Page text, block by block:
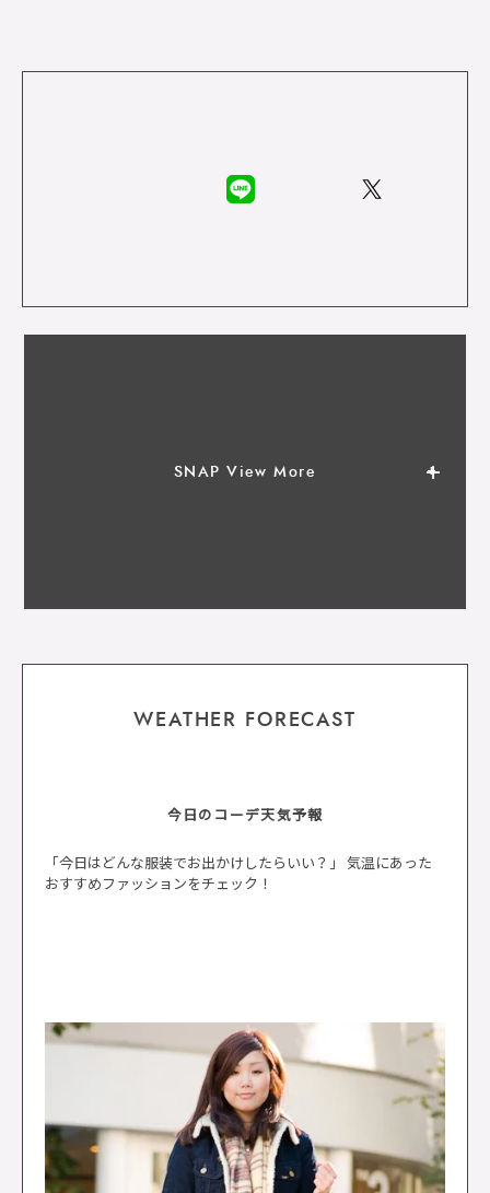
SNAP View More
WEATHER FORECAST
今日のコーデ天気予報
「今日はどんな服装でお出かけしたらいい？」 気温にあった
おすすめファッションをチェック！